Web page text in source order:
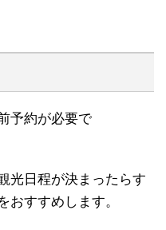
予約が必要で
光日程が決まったらす
おすすめします。